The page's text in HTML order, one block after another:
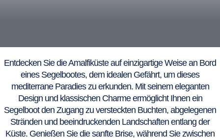
Entdecken Sie die Amalfiküste auf einzigartige Weise an Bord
eines Segelbootes, dem idealen Gefährt, um dieses
mediterrane Paradies zu erkunden. Mit seinem eleganten
Design und klassischen Charme ermöglicht Ihnen ein
Segelboot den Zugang zu versteckten Buchten, abgelegenen
Stränden und beeindruckenden Landschaften entlang der
Küste. Genießen Sie die sanfte Brise, während Sie zwischen